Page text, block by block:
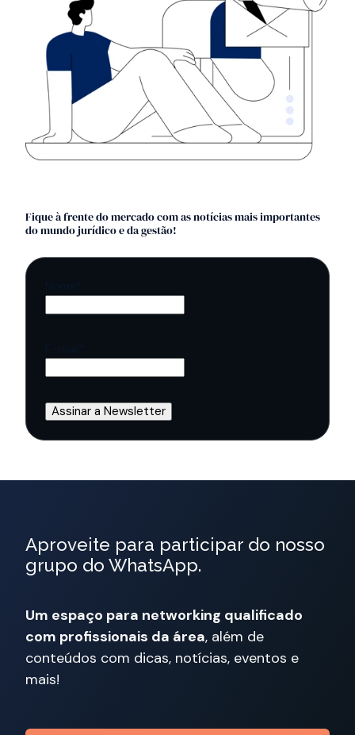
Fique à frente do mercado com as notícias mais importantes
do mundo jurídico e da gestão!
Nome
Aproveite para participar do nosso
grupo do WhatsApp.
Um espaço para networking qualificado
com profissionais da área, além de
conteúdos com dicas, notícias, eventos e
mais!